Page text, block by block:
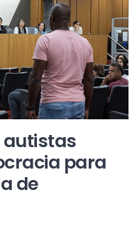
autistas
para
de